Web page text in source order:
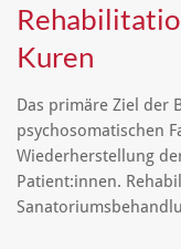
Kuren
Das primäre Ziel der
psychosomatischen
Wiederherstellung
Patient:innen.